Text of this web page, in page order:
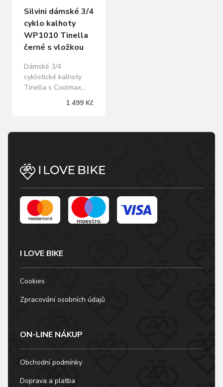
Silvini dámské 3/4
cyklo kalhoty
WP1010 Tinella
černé s vložkou
Dámské 3/4
cyklistické kalhoty
Tinella s Coolmax
vložkou, vysokým
Dámské sportovní
cyklistické 3/4 kalhoty
maximální pohodlí a
výkon pro vaše
cyklistické
1 499 Kč
I LOVE BIKE
Cookies
Zpracování osobních údajů
ON-LINE NÁKUP
Obchodní podmínky
Doprava a platba